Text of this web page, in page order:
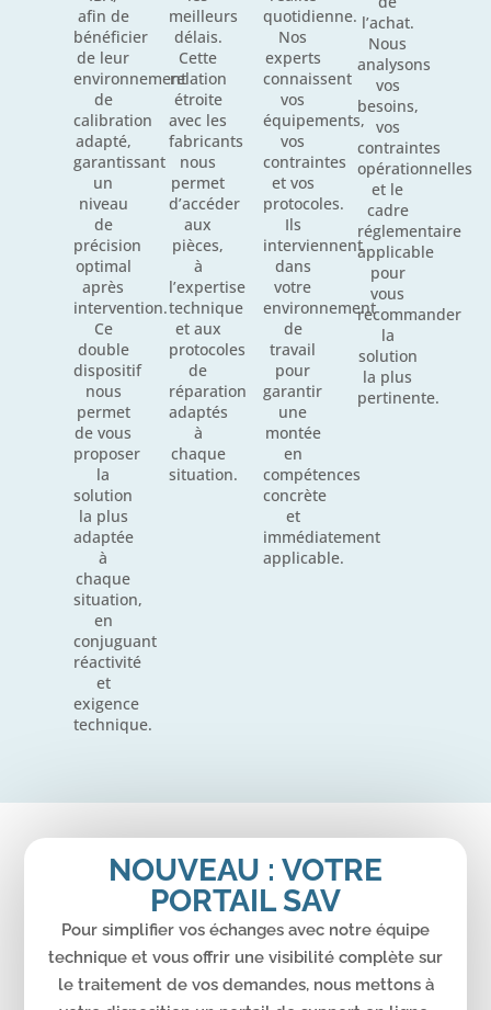
afin de
bénéficier
de leur
environnement
de
calibration
adapté,
garantissant
un
niveau
de
précision
optimal
après
intervention.
Ce
double
dispositif
nous
permet
de vous
proposer
la
solution
la plus
adaptée
à
chaque
situation,
en
conjuguant
réactivité
et
exigence
technique.
meilleurs
délais.
Cette
relation
étroite
avec les
fabricants
nous
permet
d’accéder
aux
pièces,
à
l’expertise
technique
et aux
protocoles
de
réparation
adaptés
à
chaque
situation.
quotidienne.
Nos
experts
connaissent
vos
équipements,
vos
contraintes
et vos
protocoles.
Ils
interviennent
dans
votre
environnement
de
travail
pour
garantir
une
montée
en
compétences
concrète
et
immédiatement
applicable.
l’achat.
Nous
analysons
vos
besoins,
vos
contraintes
opérationnelles
et le
cadre
réglementaire
applicable
pour
vous
recommander
la
solution
la plus
pertinente.
NOUVEAU : VOTRE
PORTAIL SAV
Pour simplifier vos échanges avec notre équipe
technique et vous offrir une visibilité complète sur
le traitement de vos demandes, nous mettons à